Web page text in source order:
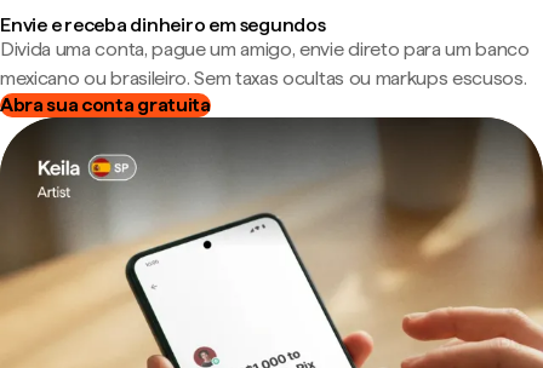
Envie e receba dinheiro em segundos
Divida uma conta, pague um amigo, envie direto para um banco
mexicano ou brasileiro. Sem taxas ocultas ou markups escusos.
Abra sua conta gratuita